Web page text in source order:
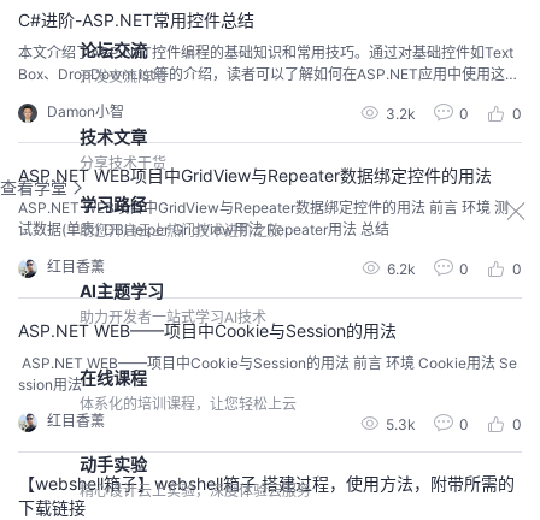
论坛交流
开发交流阵地
技术文章
分享技术干货
查看学堂
学习路径
助您开启云上热门技术进阶之旅
AI主题学习
助力开发者一站式学习AI技术
在线课程
体系化的培训课程，让您轻松上云
动手实验
精心设计云上实验，深度体验云服务
C#进阶-ASP.NET常用控件总结
本文介绍了ASP.NET控件编程的基础知识和常用技巧。通过对基础控件如Text
Box、DropDownList等的介绍，读者可以了解如何在ASP.NET应用中使用这些
刷新以及动态事件的处理方法，帮助读者更好地优化页面性能和提升用户体
验。通过这些内容的学习，读者可以掌握ASP.NET控件编程的关键技能，并能
够更高效地开发出
Damon小智 3.2k 0 0
ASP.NET WEB项目中GridView与Repeater数据绑定控件的用法
ASP.NET WEB项目中GridView与Repeater数据绑定控件的用法 前言 环境 测
试数据(单表) DBHelper GridView用法 Repeater用法 总结
红目香薰 6.2k 0 0
ASP.NET WEB——项目中Cookie与Session的用法
ASP.NET WEB——项目中Cookie与Session的用法 前言 环境 Cookie用法 Se
ssion用法
红目香薰 5.3k 0 0
【webshell箱子】webshell箱子 搭建过程，使用方法，附带所需的
下载链接